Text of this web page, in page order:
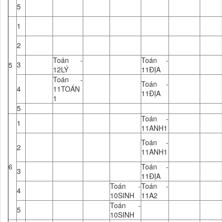
5
5
1
2
3
Toán -
12LÝ
Toán -
11ĐỊA
4
Toán -
11TOÁN
1
Toán -
11ĐỊA
5
6
1
Toán -
11ANH1
2
Toán -
11ANH1
3
Toán -
11ĐỊA
4
Toán -
10SINH
Toán -
11A2
5
Toán -
10SINH